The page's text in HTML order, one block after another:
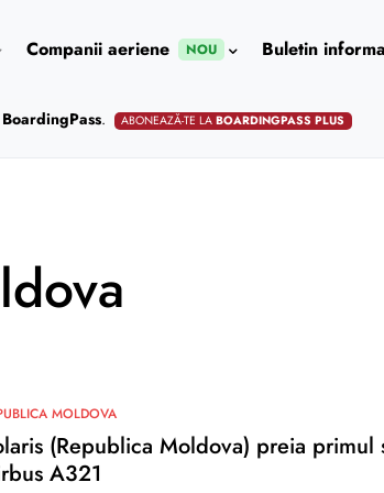
Companii aeriene NOU Buletin
BoardingPass. ABONEAZĂ-TE LABOARDINGPASS PLUS
MOLDOVA
(Republica Moldova) preia primul
A321